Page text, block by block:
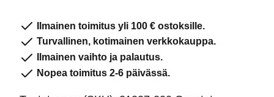
Ilmainen toimitus yli 100 € ostoksille.
Turvallinen, kotimainen verkkokauppa.
Ilmainen vaihto ja palautus.
Nopea toimitus 2-6 päivässä.